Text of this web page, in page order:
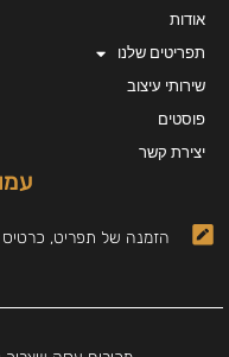
אודות
תפריטים שלנו
שירותי עיצוב
פוסטים
יצירת קשר
הזמנה של תפריט, כרטיס